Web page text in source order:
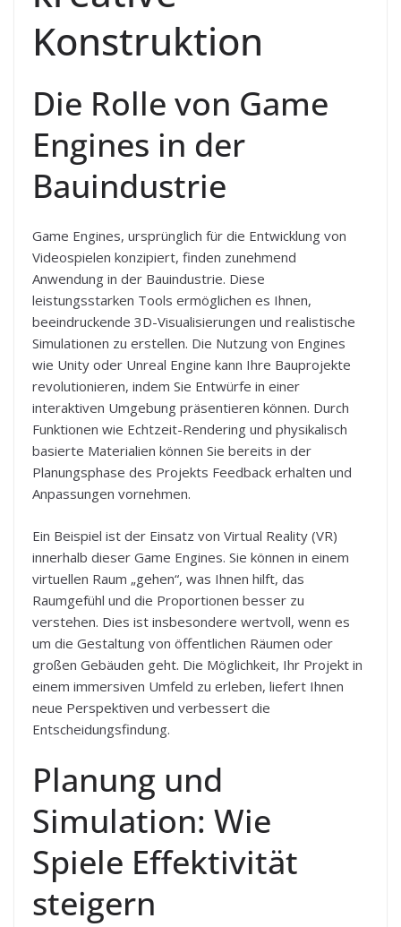
Konstruktion
Die Rolle von Game
Engines in der
Bauindustrie
Game Engines, ursprünglich für die Entwicklung von
Videospielen konzipiert, finden zunehmend
Anwendung in der Bauindustrie. Diese
leistungsstarken Tools ermöglichen es Ihnen,
beeindruckende 3D-Visualisierungen und realistische
Simulationen zu erstellen. Die Nutzung von Engines
wie Unity oder Unreal Engine kann Ihre Bauprojekte
revolutionieren, indem Sie Entwürfe in einer
interaktiven Umgebung präsentieren können. Durch
Funktionen wie Echtzeit-Rendering und physikalisch
basierte Materialien können Sie bereits in der
Planungsphase des Projekts Feedback erhalten und
Anpassungen vornehmen.
Ein Beispiel ist der Einsatz von Virtual Reality (VR)
innerhalb dieser Game Engines. Sie können in einem
virtuellen Raum „gehen“, was Ihnen hilft, das
Raumgefühl und die Proportionen besser zu
verstehen. Dies ist insbesondere wertvoll, wenn es
um die Gestaltung von öffentlichen Räumen oder
großen Gebäuden geht. Die Möglichkeit, Ihr Projekt in
einem immersiven Umfeld zu erleben, liefert Ihnen
neue Perspektiven und verbessert die
Entscheidungsfindung.
Planung und
Simulation: Wie
Spiele Effektivität
steigern